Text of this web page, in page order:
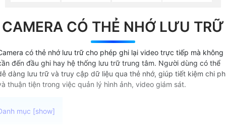
CAMERA CÓ THẺ NHỚ LƯU TRỮ
có thẻ nhớ lưu trữ cho phép ghi lại video trực tiếp mà không
đến đầu ghi hay hệ thống lưu trữ trung tâm. Người dùng có thể
dàng lưu trữ và truy cập dữ liệu qua thẻ nhớ, giúp tiết kiệm chi
thuận tiện trong việc quản lý hình ảnh, video giám sát.